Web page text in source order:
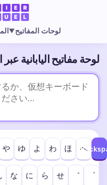
لوحات المفاتيح▼
لوحة مفاتيح اليابانية عبر
や ゆ よ わ ほ へ
な に ら せ ゛ ゜